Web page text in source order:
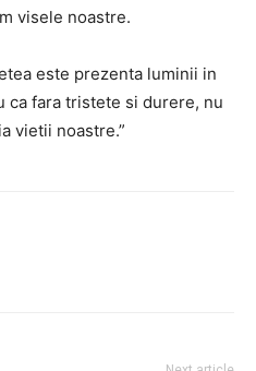
visele noastre.
este prezenta luminii in
ca fara tristete si durere, nu
vietii noastre.”